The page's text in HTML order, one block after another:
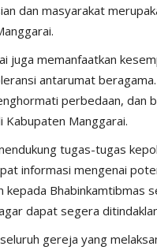
dan masyarakat
juga memanfaatkan
antarumat
perbedaan, dan
Kabupaten Manggarai.
tugas-tugas
informasi mengenai
Bhabinkamtibmas
dapat segera
gereja yang